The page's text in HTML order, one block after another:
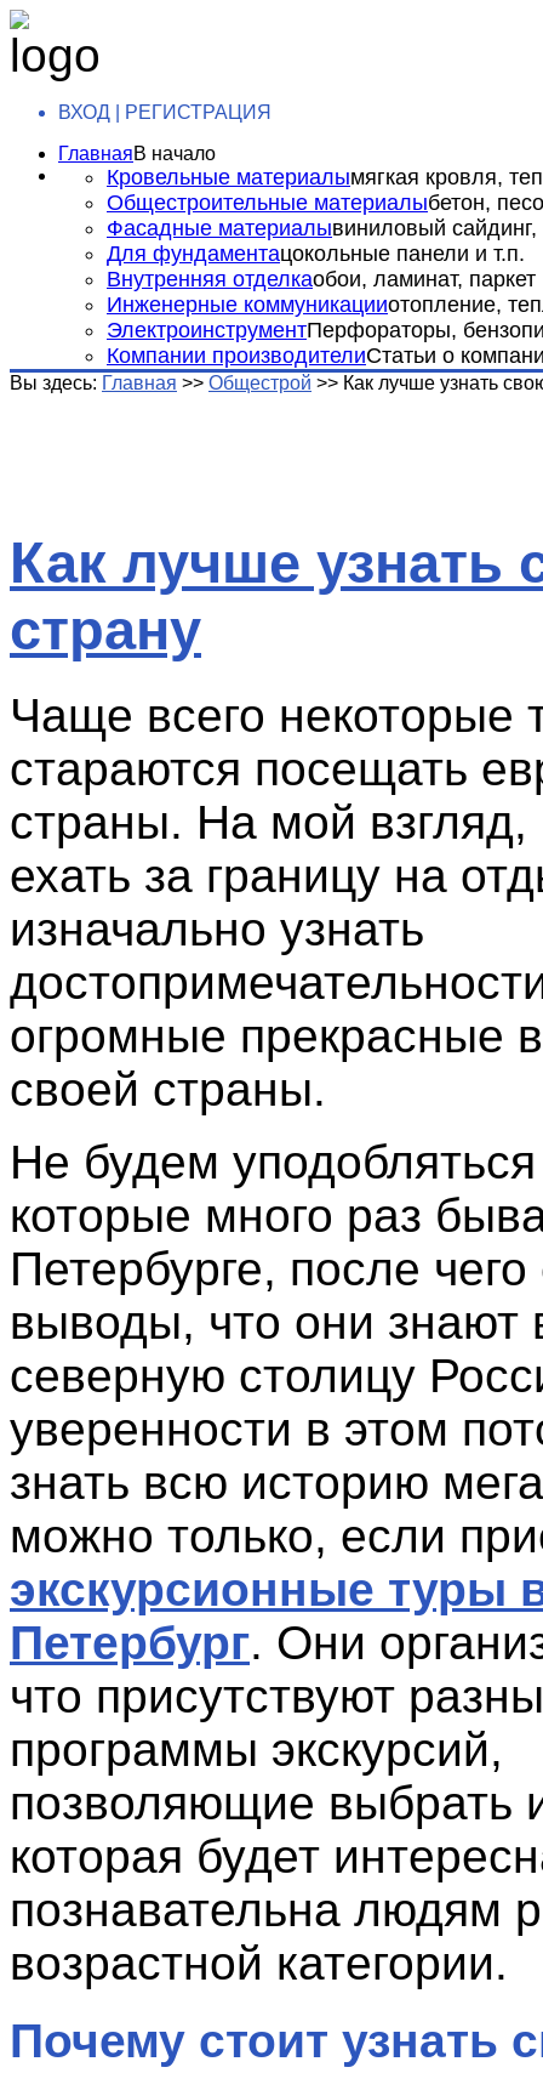
ВХОД | РЕГИСТРАЦИЯ
ГлавнаяВ начало
Кровельные материалымягкая кровля,
Общестроительные материалыбетон,
Фасадные материалывиниловый сайдинг,
Для фундаментацокольные панели и т.п.
Внутренняя отделкаобои, ламинат, паркет
Инженерные коммуникацииотопление,
ЭлектроинструментПерфораторы,
Компании производителиСтатьи о
Вы здесь: Главная >> Общестрой >> Как лучше узнать
Как лучше узнать
страну
Чаще всего некоторые
стараются посещать
страны. На мой
ехать за границу на
изначально узнать
огромные прекрасные
своей страны.
Не будем
которые много раз
Петербурге, после
выводы, что они знают
северную столицу
уверенности в этом
знать всю историю
можно только, если
экскурсионные туры
Петербург. Они
что присутствуют
программы экскурсий,
позволяющие выбрать
которая будет
познавательна людям
возрастной категории.
Почему стоит узнать